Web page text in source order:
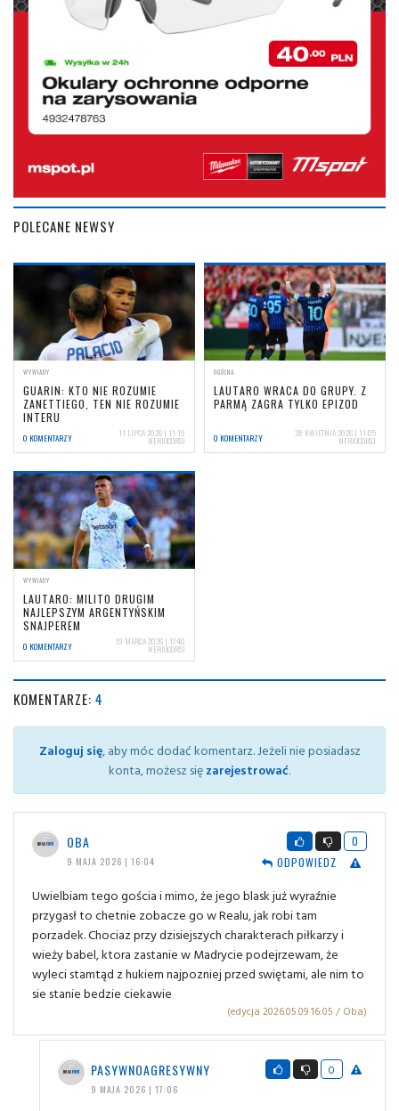
POLECANE NEWSY
WYWIADY
GUARIN: KTO NIE ROZUMIE
ZANETTIEGO, TEN NIE ROZUMIE
INTERU
0 KOMENTARZY 11 LIPCA 2026 | 11:19
NERIOCORSI
OGÓLNA
LAUTARO WRACA DO GRUPY. Z
PARMĄ ZAGRA TYLKO EPIZOD
0 KOMENTARZY 28 KWIETNIA 2026 | 11:05
NERIOCORSI
WYWIADY
LAUTARO: MILITO DRUGIM
NAJLEPSZYM ARGENTYŃSKIM
SNAJPEREM
0 KOMENTARZY 19 MARCA 2026 | 17:40
NERIOCORSI
KOMENTARZE: 4
Zaloguj się, aby móc dodać komentarz. Jeżeli nie posiadasz
konta, możesz sięzarejestrować.
OBA
9 MAJA 2026 | 16:04
0
ODPOWIEDZ
Uwielbiam tego gościa i mimo, że jego blask już wyraźnie
przygasł to chetnie zobacze go w Realu, jak robi tam
porzadek. Chociaz przy dzisiejszych charakterach piłkarzy i
wieży babel, ktora zastanie w Madrycie podejrzewam, że
wyleci stamtąd z hukiem najpozniej przed swiętami, ale nim to
sie stanie bedzie ciekawie
(edycja 2026.05.09 16:05 / Oba)
PASYWNOAGRESYWNY
9 MAJA 2026 | 17:06
0